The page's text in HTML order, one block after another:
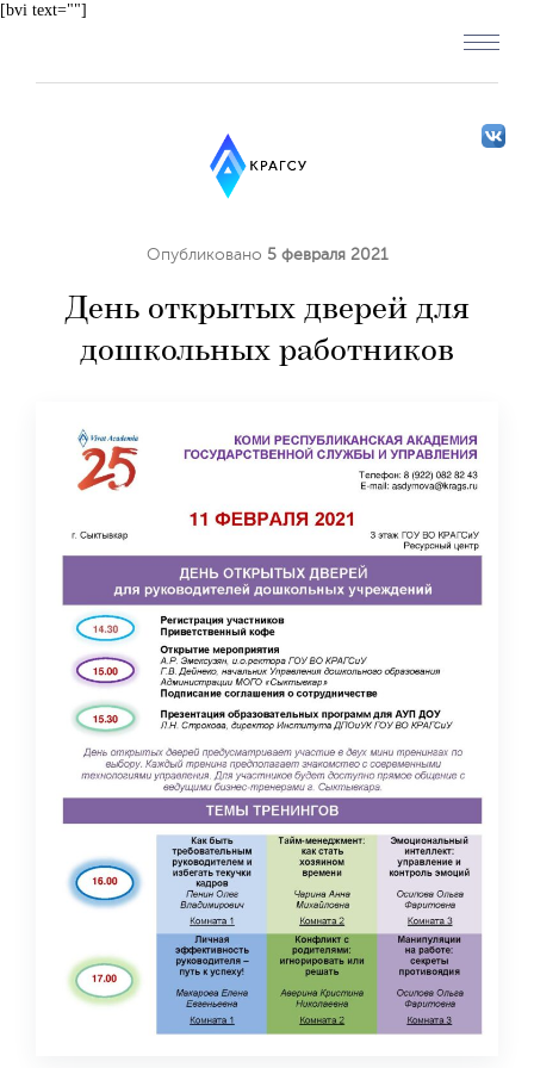
[bvi text=""]
Опубликовано 5 февраля 2021
День открытых дверей для
дошкольных работников